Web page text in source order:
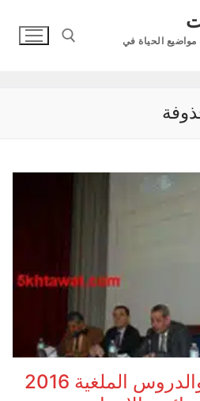
الحياة في
الاجزاء المحذوفة والدروس الملغية 2016